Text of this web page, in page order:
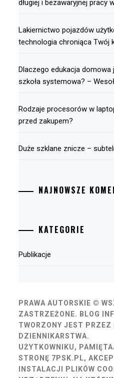
długiej i bezawaryjnej pracy
Lakiernictwo pojazdów
technologia chroniąca Twój
Dlaczego edukacja
szkoła systemowa? –
Rodzaje procesorów w
przed zakupem?
Duże szklane znicze –
NAJNOWSZE
KATEGORIE
Publikacje
PRAWA AUTORSKIE ©
ZASTRZEŻONE. BLOG
TWORZONY JEST PRZEZ
DZIENNIKARSTWA.
UŻYTKOWNIKU,
STRONĘ 7PSK.PL,
INSTALACJI PLIKÓW